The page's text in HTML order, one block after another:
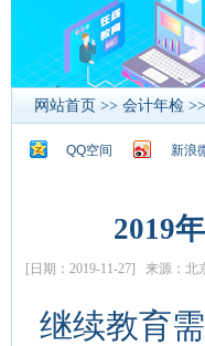
网站首页 >> 会计年检
QQ空间 新浪
2019
[日期：2019-11-27] 来源：
继续教育